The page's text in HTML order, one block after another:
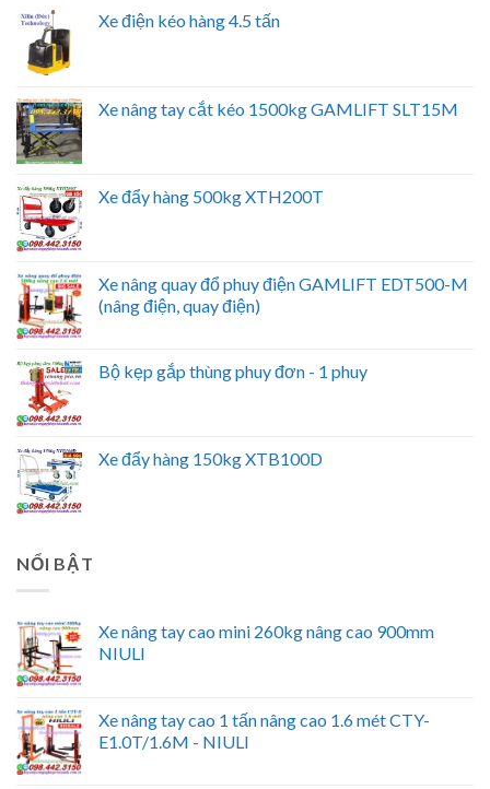
Xe điện kéo hàng 4.5 tấn
Xe nâng tay cắt kéo 1500kg GAMLIFT SLT15M
Xe đẩy hàng 500kg XTH200T
Xe nâng quay đổ phuy điện GAMLIFT EDT500-M
(nâng điện, quay điện)
Bộ kẹp gắp thùng phuy đơn - 1 phuy
Xe đẩy hàng 150kg XTB100D
NỔI BẬT
Xe nâng tay cao mini 260kg nâng cao 900mm
NIULI
Xe nâng tay cao 1 tấn nâng cao 1.6 mét CTY-
E1.0T/1.6M - NIULI